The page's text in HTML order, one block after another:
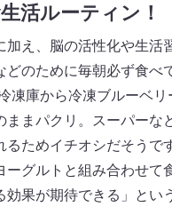
活ルーティン！
加え、脳の活性化や生活
どのために毎朝必ず食べ
凍庫から冷凍ブルーベリ
ままパクリ。スーパーな
るためイチオシだそうで
ーグルトと組み合わせて
効果が期待できる」とい